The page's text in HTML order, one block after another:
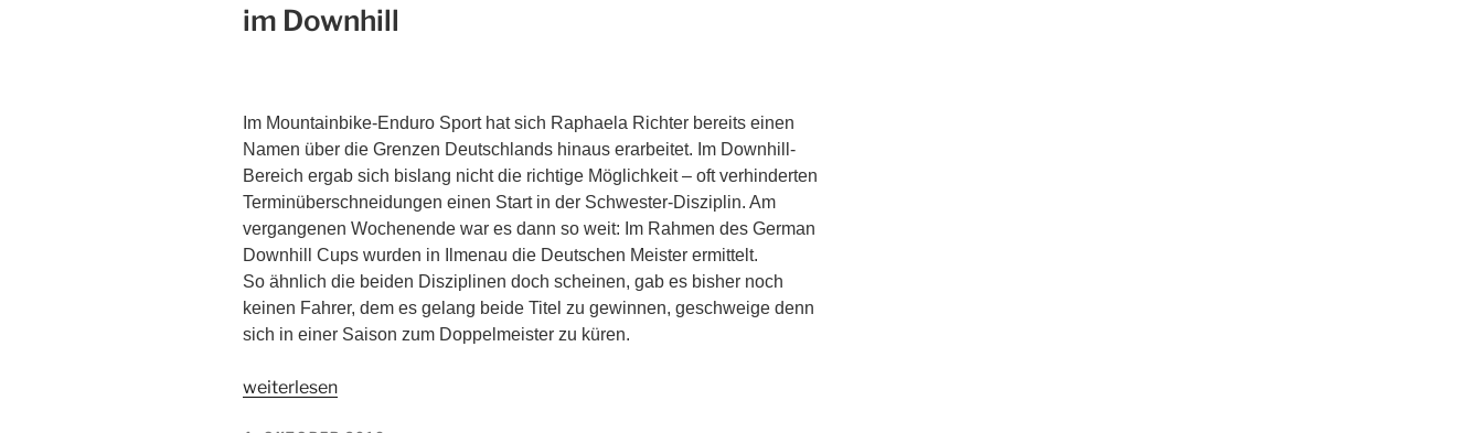
im Downhill
Im Mountainbike-Enduro Sport hat sich Raphaela Richter bereits einen
Namen über die Grenzen Deutschlands hinaus erarbeitet. Im Downhill-
Bereich ergab sich bislang nicht die richtige Möglichkeit – oft verhinderten
Terminüberschneidungen einen Start in der Schwester-Disziplin. Am
vergangenen Wochenende war es dann so weit: Im Rahmen des German
Downhill Cups wurden in Ilmenau die Deutschen Meister ermittelt.
So ähnlich die beiden Disziplinen doch scheinen, gab es bisher noch
keinen Fahrer, dem es gelang beide Titel zu gewinnen, geschweige denn
sich in einer Saison zum Doppelmeister zu küren.
weiterlesen